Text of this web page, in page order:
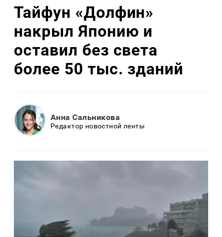
Тайфун «Долфин»
накрыл Японию и
оставил без света
более 50 тыс. зданий
Анна Сальникова
Редактор новостной ленты